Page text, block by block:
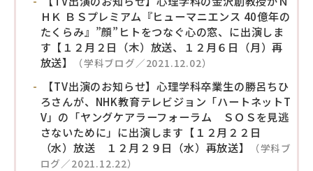
ＨＫ ＢＳプレミアム『ヒューマニエンス 40億年の
たくらみ』”顔”ヒトをつなぐ心の窓、に出演しま
す【１２月２日（木）放送、１２月６日（月）再
放送】
（学科ブログ／2021.12.02）
【TV出演のお知らせ】心理学科卒業生の勝呂ちひ
ろさんが、NHK教育テレビジョン「ハートネットT
V」の「ヤングケアラーフォーラム ＳＯＳを見逃
さないために」に出演します【１２月２２日
（水）放送 １２月２９日（水）再放送】
（学科ブ
ログ／2021.12.22）